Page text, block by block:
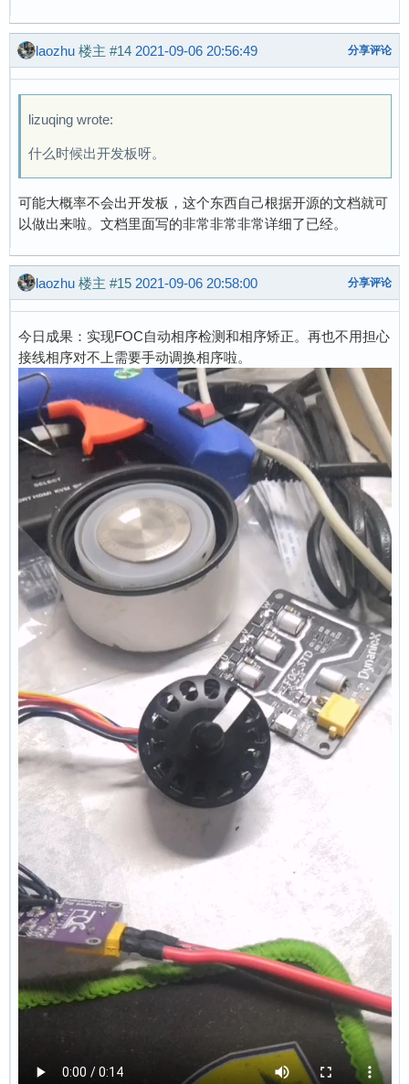
laozhu 楼主 #14 2021-09-06 20:56:49 分享评论
lizuqing wrote:
什么时候出开发板呀。
可能大概率不会出开发板，这个东西自己根据开源的文档就可
以做出来啦。文档里面写的非常非常非常详细了已经。
laozhu 楼主 #15 2021-09-06 20:58:00 分享评论
今日成果：实现FOC自动相序检测和相序矫正。再也不用担心
接线相序对不上需要手动调换相序啦。